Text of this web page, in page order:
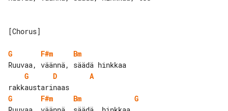
[Chorus]
G F#m
Bm
G
D
A
G
F#m Bm
G